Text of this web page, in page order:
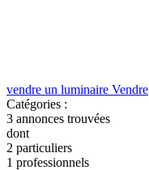
vendre un luminaire Vendre
Catégories :
3 annonces trouvées
dont
2 particuliers
1 professionnels